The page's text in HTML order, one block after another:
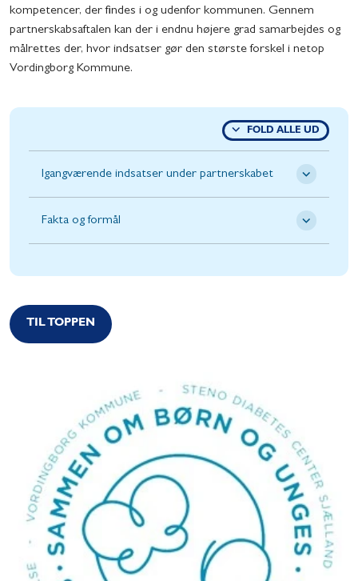
kompetencer, der findes i og udenfor kommunen. Gennem
partnerskabsaftalen kan der i endnu højere grad samarbejdes og
målrettes der, hvor indsatser gør den største forskel i netop
Vordingborg Kommune.
FOLD ALLE UD
Igangværende indsatser under partnerskabet
Fakta og formål
TIL TOPPEN